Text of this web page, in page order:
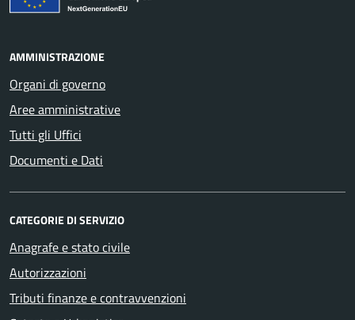
AMMINISTRAZIONE
Organi di governo
Aree amministrative
Tutti gli Uffici
Documenti e Dati
CATEGORIE DI SERVIZIO
Anagrafe e stato civile
Autorizzazioni
Tributi finanze e contravvenzioni